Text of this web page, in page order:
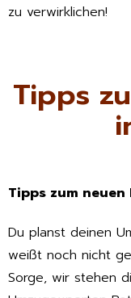
zu verwirklichen!
Tipps
Tipps zum
Du planst deinen
weißt noch nicht
Sorge, wir stehen